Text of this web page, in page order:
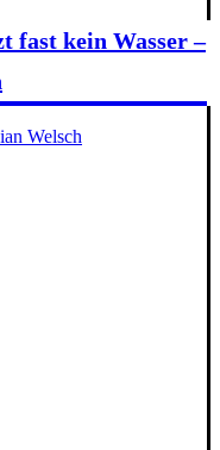
fast kein Wasser –
Welsch